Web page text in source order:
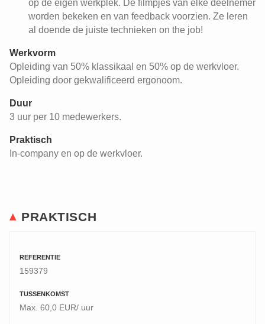
op de eigen werkplek. De filmpjes van elke deelnemer
worden bekeken en van feedback voorzien. Ze leren
al doende de juiste technieken on the job!
Werkvorm
Opleiding van 50% klassikaal en 50% op de werkvloer.
Opleiding door gekwalificeerd ergonoom.
Duur
3 uur per 10 medewerkers.
Praktisch
In-company en op de werkvloer.
PRAKTISCH
REFERENTIE
159379
TUSSENKOMST
Max. 60,0 EUR/ uur